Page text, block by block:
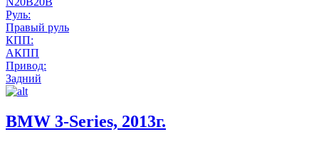
Руль:
Правый руль
КПП:
АКПП
Привод:
Задний
BMW 3-Series, 2013г.